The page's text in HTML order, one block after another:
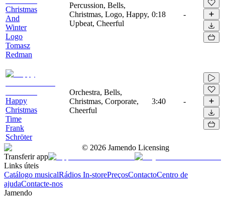
Christmas
And
Winter
Logo
Tomasz
Redman
Percussion, Bells,
Christmas, Logo, Happy,
Upbeat, Cheerful
0:18 -
Happy
Christmas
Time
Frank
Schröter
Orchestra, Bells,
Christmas, Corporate,
Cheerful
3:40 -
© 2026 Jamendo Licensing
Transferir app
Links úteis
Catálogo musicalRádios In-storePreçosContactoCentro de
ajudaContacte-nos
Jamendo